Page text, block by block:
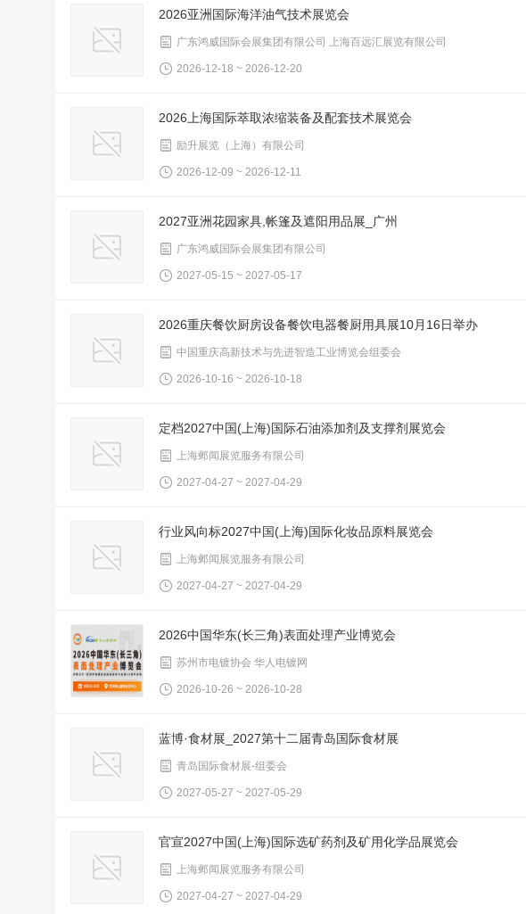
2026亚洲国际海洋油气技术展览会
广东鸿威国际会展集团有限公司 上海百远汇展览有限公司
2026-12-18 ~ 2026-12-20
2026上海国际萃取浓缩装备及配套技术展览会
励升展览（上海）有限公司
2026-12-09 ~ 2026-12-11
2027亚洲花园家具,帐篷及遮阳用品展_广州
广东鸿威国际会展集团有限公司
2027-05-15 ~ 2027-05-17
2026重庆餐饮厨房设备餐饮电器餐厨用具展10月16日举办
中国重庆高新技术与先进智造工业博览会组委会
2026-10-16 ~ 2026-10-18
定档2027中国(上海)国际石油添加剂及支撑剂展览会
上海邺闻展览服务有限公司
2027-04-27 ~ 2027-04-29
行业风向标2027中国(上海)国际化妆品原料展览会
上海邺闻展览服务有限公司
2027-04-27 ~ 2027-04-29
2026中国华东(长三角)表面处理产业博览会
苏州市电镀协会 华人电镀网
2026-10-26 ~ 2026-10-28
蓝博·食材展_2027第十二届青岛国际食材展
青岛国际食材展-组委会
2027-05-27 ~ 2027-05-29
官宣2027中国(上海)国际选矿药剂及矿用化学品展览会
上海邺闻展览服务有限公司
2027-04-27 ~ 2027-04-29